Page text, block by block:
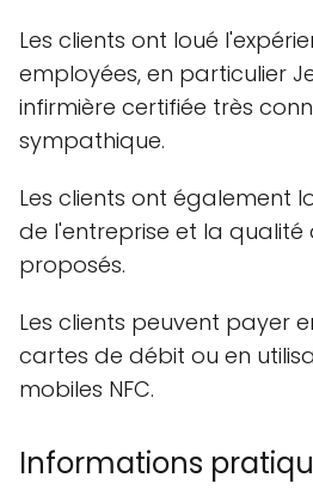
Les clients ont loué
employées, en particulier
infirmière certifiée très
sympathique.
Les clients ont également
de l'entreprise et la qualité
proposés.
Les clients peuvent payer
cartes de débit ou en
mobiles NFC.
Informations